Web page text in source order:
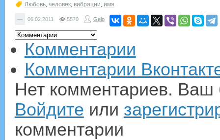
Любовь, человек, вибрации, имя
— 06.02.2011 5570 Gelo
Комментарии
Комментарии
Нет комментариев. Ваш
Войдите или
комментарии